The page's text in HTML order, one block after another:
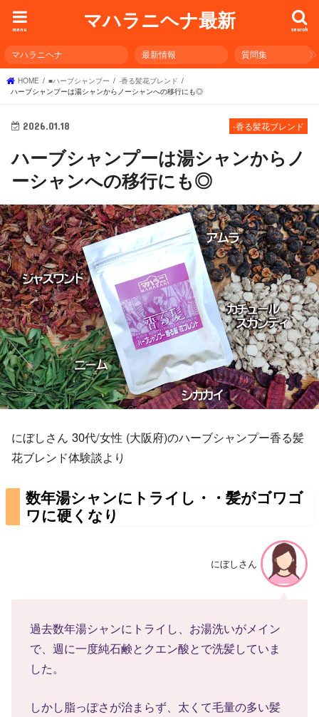
マハラニヘナ最新 search
menu
マハラニヘナ 最新情報 質問集
HOME ■ハーブシャンプー
-香る髪花ブレンド
ハーブシャンプーは湯シャンからノーシャンへの移行にも◎
-香る髪花ブレンド
2026.01.18
ハーブシャンプーは湯シャンからノ
ーシャンへの移行にも◎
にぼしさん 30代/女性 (大阪府)のハーブシャンプー香る髪
花ブレンド体験談より
数年湯シャンにトライし・・髪がゴワゴ
ワに硬くなり
にぼしさん
過去数年湯シャンにトライし、お湯洗いがメイン
で、週に一度純石鹸とクエン酸とで洗髪していま
した。
しかし脂っぽさが治まらず、太くて毛量の多い髪